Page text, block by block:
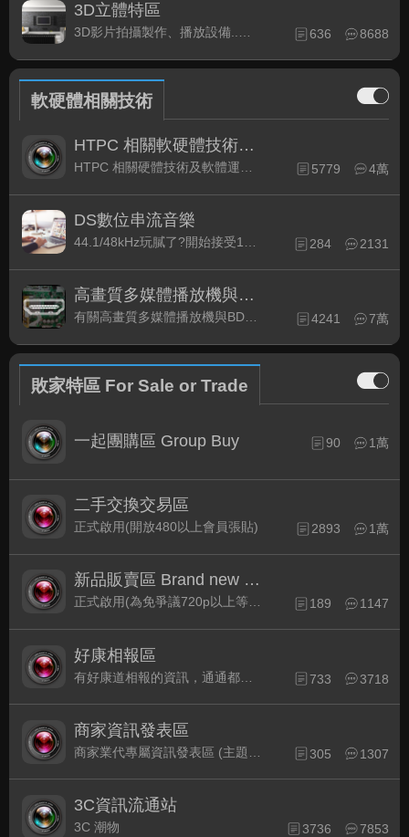
3D立體特區
3D影片拍攝製作、播放設備..等相關討論 636 8688
軟硬體相關技術
HTPC 相關軟硬體技術及運用
5779 4萬
DS數位串流音樂
284 2131
高畫質多媒體播放機與BD討論區
有關高畫質多媒體播放機與BD相關討論區 4241 7萬
敗家特區 For Sale or Trade
一起團購區 Group Buy 90 1萬
二手交換交易區
正式啟用(開放480以上會員張貼) 2893 1萬
新品販賣區 Brand new Plaza
正式啟用(為免爭議720p以上等級發表限定) 189 1147
好康相報區
733 3718
商家資訊發表區
305 1307
3C資訊流通站
3C 潮物 3736 7853